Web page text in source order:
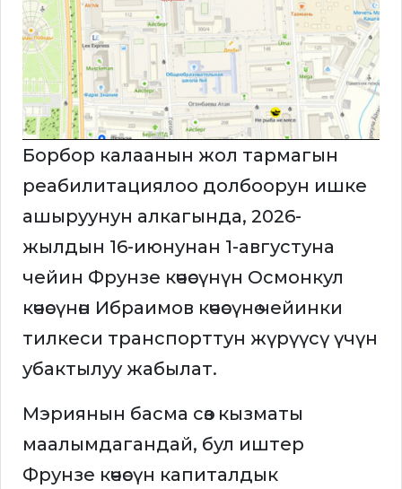
Борбор калаанын жол тармагын
реабилитациялоо долбоорун ишке
ашыруунун алкагында, 2026-
жылдын 16-июнунан 1-августуна
чейин Фрунзе көчөсүнүн Осмонкул
көчөсүнөн Ибраимов көчөсүнө чейинки
тилкеси транспорттун жүрүүсү үчүн
убактылуу жабылат.
Мэриянын басма сөз кызматы
маалымдагандай, бул иштер
Фрунзе көчөсүн капиталдык